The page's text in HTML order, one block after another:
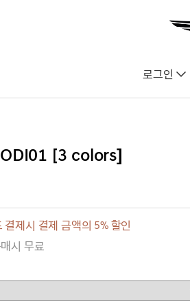
로그인
[3 colors]
결제시 결제 금액의 5% 할인
시 무료